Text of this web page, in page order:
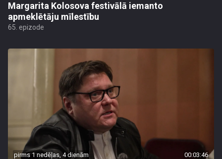
Margarita Kolosova festivālā iemanto
apmeklētāju mīlestību
65. epizode
pirms 1 nedēļas, 4 dienām 00:03:46